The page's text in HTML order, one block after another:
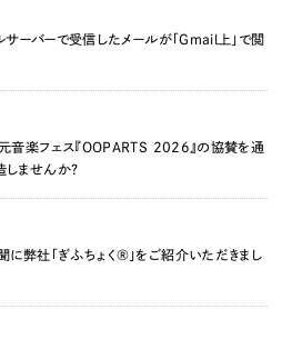
ーバーで受信したメールが「Gmail上」で閲
音楽フェス『OOPARTS 2026』の協賛を通
ませんか？
に弊社「ぎふちょく®」をご紹介いただきまし